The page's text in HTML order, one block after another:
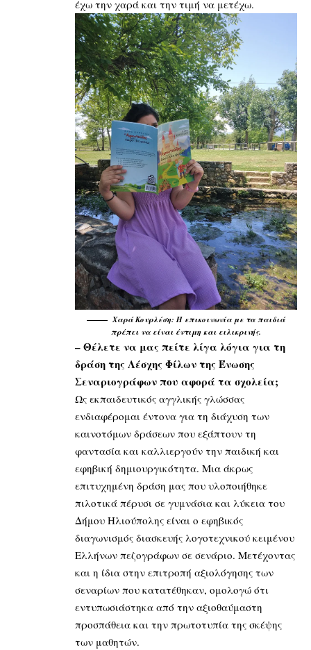
έχω την χαρά και την τιμή να μετέχω.
Χαρά Κουρλέση: Η επικοινωνία με τα παιδιά
πρέπει να είναι έντιμη και ειλικρινής.
– Θέλετε να μας πείτε λίγα λόγια για τη
δράση της Λέσχης Φίλων της Ένωσης
Σεναριογράφων που αφορά τα σχολεία;
Ως εκπαιδευτικός αγγλικής γλώσσας
ενδιαφέρομαι έντονα για τη διάχυση των
καινοτόμων δράσεων που εξάπτουν τη
φαντασία και καλλιεργούν την παιδική και
εφηβική δημιουργικότητα. Μια άκρως
επιτυχημένη δράση μας που υλοποιήθηκε
πιλοτικά πέρυσι σε γυμνάσια και λύκεια του
Δήμου Ηλιούπολης είναι ο εφηβικός
διαγωνισμός διασκευής λογοτεχνικού κειμένου
Ελλήνων πεζογράφων σε σενάριο. Μετέχοντας
και η ίδια στην επιτροπή αξιολόγησης των
σεναρίων που κατατέθηκαν, ομολογώ ότι
εντυπωσιάστηκα από την αξιοθαύμαστη
προσπάθεια και την πρωτοτυπία της σκέψης
των μαθητών.